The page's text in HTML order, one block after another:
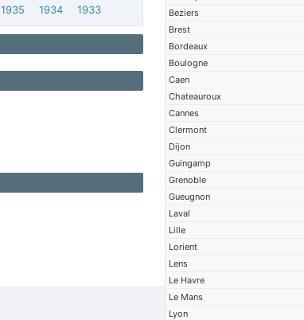
Beziers
Brest
Bordeaux
Boulogne
Caen
Chateauroux
Cannes
Clermont
Dijon
Guingamp
Grenoble
Gueugnon
Laval
Lille
Lorient
Lens
Le Havre
Le Mans
Lyon
1935 1934 1933